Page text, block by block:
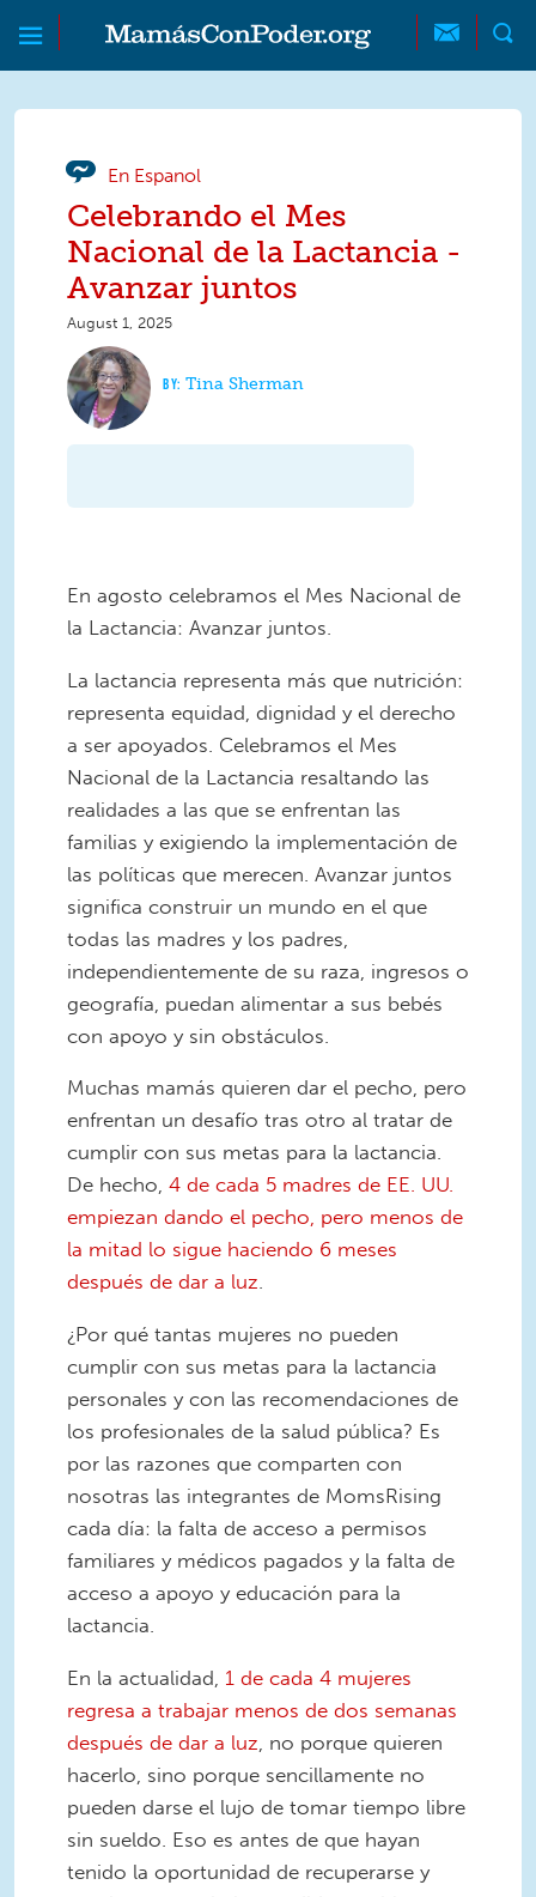
Skip to main content
Skip to main content
MamásConPoder
En Espanol
Celebrando el Mes
Nacional de la Lactancia -
Avanzar juntos
August 1, 2025
Tina Sherman
En agosto celebramos el Mes Nacional de
la Lactancia: Avanzar juntos.
La lactancia representa más que nutrición:
representa equidad, dignidad y el derecho
a ser apoyados. Celebramos el Mes
Nacional de la Lactancia resaltando las
realidades a las que se enfrentan las
familias y exigiendo la implementación de
las políticas que merecen. Avanzar juntos
significa construir un mundo en el que
todas las madres y los padres,
independientemente de su raza, ingresos o
geografía, puedan alimentar a sus bebés
con apoyo y sin obstáculos.
Muchas mamás quieren dar el pecho, pero
enfrentan un desafío tras otro al tratar de
cumplir con sus metas para la lactancia.
De hecho, 4 de cada 5 madres de EE. UU.
empiezan dando el pecho, pero menos de
la mitad lo sigue haciendo 6 meses
después de dar a luz.
¿Por qué tantas mujeres no pueden
cumplir con sus metas para la lactancia
personales y con las recomendaciones de
los profesionales de la salud pública? Es
por las razones que comparten con
nosotras las integrantes de MomsRising
cada día: la falta de acceso a permisos
familiares y médicos pagados y la falta de
acceso a apoyo y educación para la
lactancia.
En la actualidad, 1 de cada 4 mujeres
regresa a trabajar menos de dos semanas
después de dar a luz, no porque quieren
hacerlo, sino porque sencillamente no
pueden darse el lujo de tomar tiempo libre
sin sueldo. Eso es antes de que hayan
tenido la oportunidad de recuperarse y